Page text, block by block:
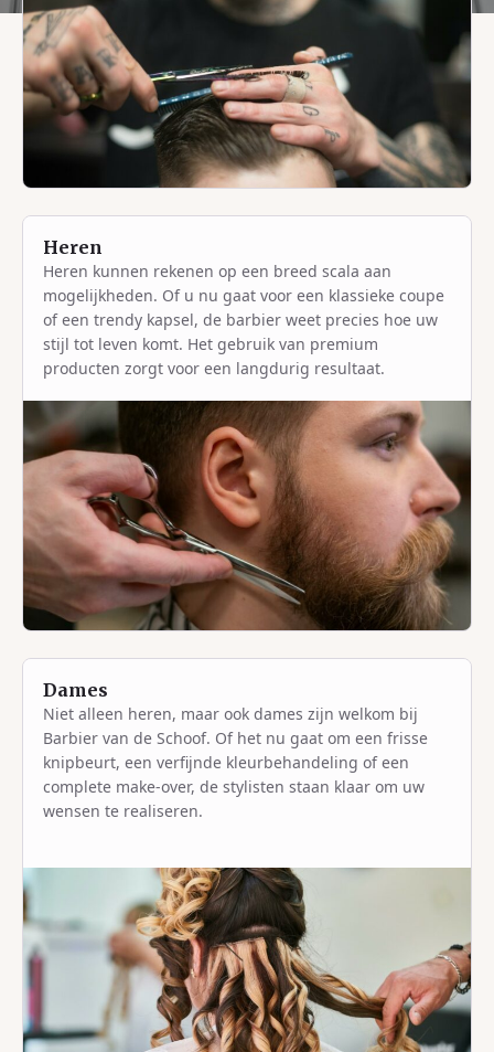
Heren
Heren kunnen rekenen op een breed scala aan
mogelijkheden. Of u nu gaat voor een klassieke coupe
of een trendy kapsel, de barbier weet precies hoe uw
stijl tot leven komt. Het gebruik van premium
producten zorgt voor een langdurig resultaat.
Dames
Niet alleen heren, maar ook dames zijn welkom bij
Barbier van de Schoof. Of het nu gaat om een frisse
knipbeurt, een verfijnde kleurbehandeling of een
complete make-over, de stylisten staan klaar om uw
wensen te realiseren.